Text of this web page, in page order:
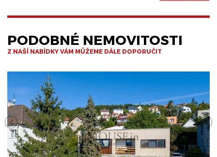
PODOBNÉ NEMOVITOSTI
Z NAŠÍ NABÍDKY VÁM MŮŽEME DÁLE DOPORUČIT